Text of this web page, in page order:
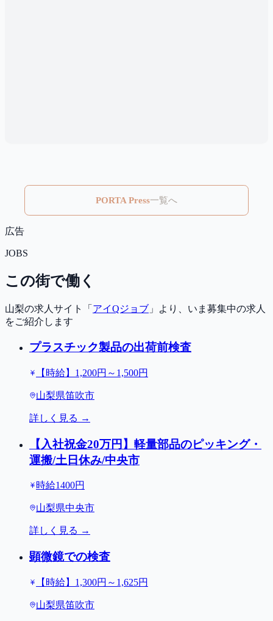
PORTA Press一覧へ
広告
JOBS
この街で働く
山梨の求人サイト「 アイQジョブ 」より、いま募集中の求人
をご紹介します
プラスチック製品の出荷前検査
【時給】1,200円～1,500円
山梨県笛吹市
詳しく見る →
【入社祝金20万円】軽量部品のピッキング・
運搬/土日休み/中央市
時給1400円
山梨県中央市
詳しく見る →
顕微鏡での検査
【時給】1,300円～1,625円
山梨県笛吹市